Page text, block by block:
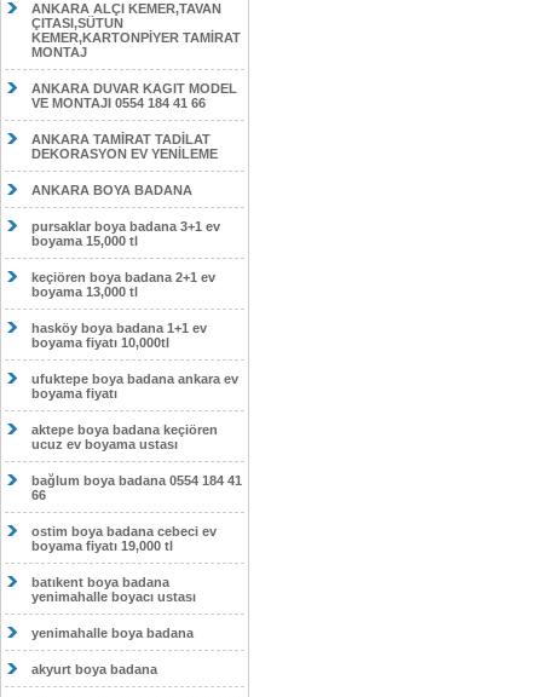
ANKARA ALÇI KEMER,TAVAN
ÇITASI,SÜTUN
KEMER,KARTONPİYER TAMİRAT
MONTAJ
ANKARA DUVAR KAGIT MODEL
VE MONTAJI 0554 184 41 66
ANKARA TAMİRAT TADİLAT
DEKORASYON EV YENİLEME
ANKARA BOYA BADANA
pursaklar boya badana 3+1 ev
boyama 15,000 tl
keçiören boya badana 2+1 ev
boyama 13,000 tl
hasköy boya badana 1+1 ev
boyama fiyatı 10,000tl
ufuktepe boya badana ankara ev
boyama fiyatı
aktepe boya badana keçiören
ucuz ev boyama ustası
bağlum boya badana 0554 184 41
66
ostim boya badana cebeci ev
boyama fiyatı 19,000 tl
batıkent boya badana
yenimahalle boyacı ustası
yenimahalle boya badana
akyurt boya badana